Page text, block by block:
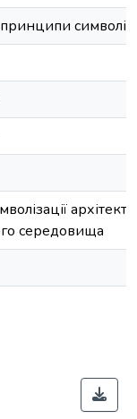
середовища